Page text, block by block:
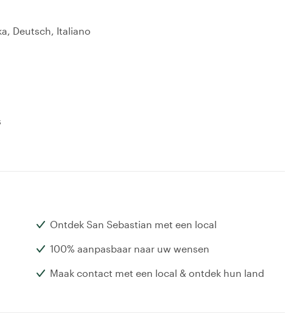
Deutsch, Italiano
Ontdek San Sebastian met een local
100% aanpasbaar naar uw wensen
Maak contact met een local & ontdek hun land